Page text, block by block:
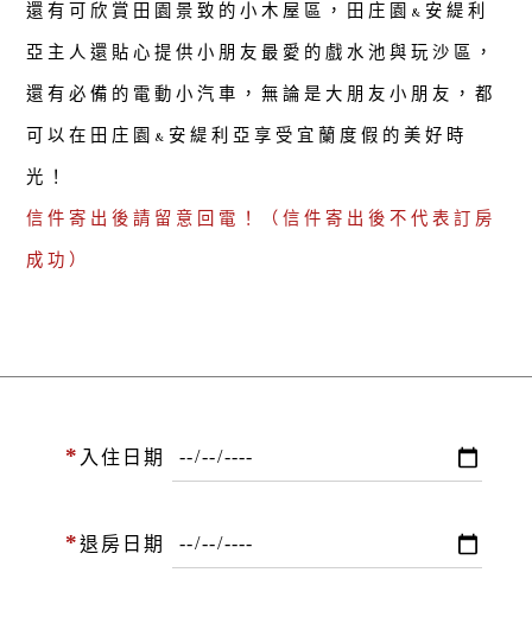
還有可欣賞田園景致的小木屋區，田庄園&安緹利
亞主人還貼心提供小朋友最愛的戲水池與玩沙區，
還有必備的電動小汽車，無論是大朋友小朋友，都
可以在田庄園&安緹利亞享受宜蘭度假的美好時
光！
信件寄出後請留意回電！（信件寄出後不代表訂房
成功）
* 入住日期
*退房日期